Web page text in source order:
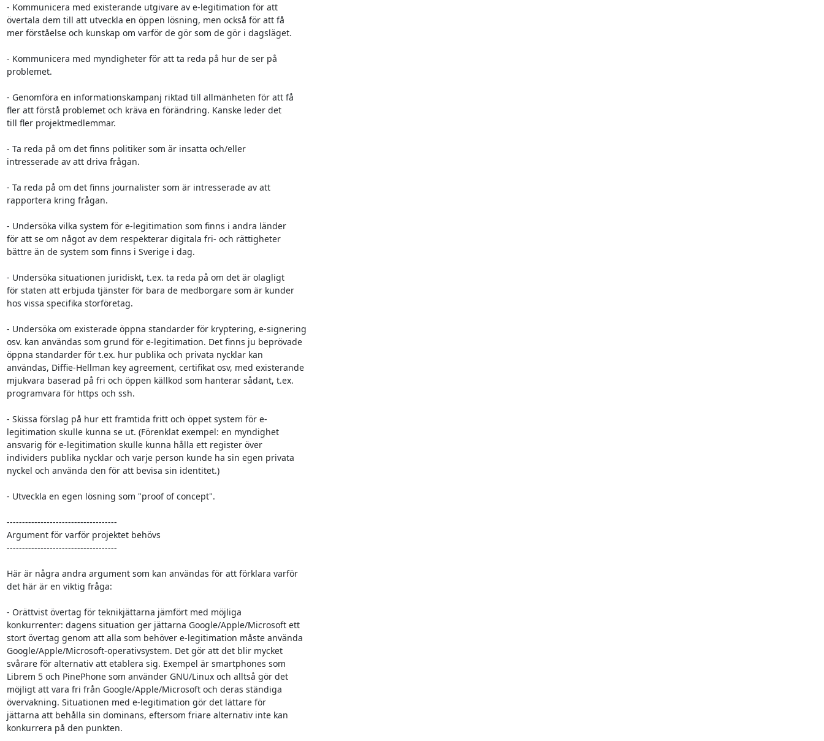
- Kommunicera med existerande utgivare av e-legitimation för att
övertala dem till att utveckla en öppen lösning, men också för att få
mer förståelse och kunskap om varför de gör som de gör i dagsläget.
- Kommunicera med myndigheter för att ta reda på hur de ser på
problemet.
- Genomföra en informationskampanj riktad till allmänheten för att få
fler att förstå problemet och kräva en förändring. Kanske leder det
till fler projektmedlemmar.
- Ta reda på om det finns politiker som är insatta och/eller
intresserade av att driva frågan.
- Ta reda på om det finns journalister som är intresserade av att
rapportera kring frågan.
- Undersöka vilka system för e-legitimation som finns i andra länder
för att se om något av dem respekterar digitala fri- och rättigheter
bättre än de system som finns i Sverige i dag.
- Undersöka situationen juridiskt, t.ex. ta reda på om det är olagligt
för staten att erbjuda tjänster för bara de medborgare som är kunder
hos vissa specifika storföretag.
- Undersöka om existerade öppna standarder för kryptering, e-signering
osv. kan användas som grund för e-legitimation. Det finns ju beprövade
öppna standarder för t.ex. hur publika och privata nycklar kan
användas, Diffie-Hellman key agreement, certifikat osv, med existerande
mjukvara baserad på fri och öppen källkod som hanterar sådant, t.ex.
programvara för https och ssh.
- Skissa förslag på hur ett framtida fritt och öppet system för e-
legitimation skulle kunna se ut. (Förenklat exempel: en myndighet
ansvarig för e-legitimation skulle kunna hålla ett register över
individers publika nycklar och varje person kunde ha sin egen privata
nyckel och använda den för att bevisa sin identitet.)
- Utveckla en egen lösning som "proof of concept".
------------------------------------
Argument för varför projektet behövs
------------------------------------
Här är några andra argument som kan användas för att förklara varför
det här är en viktig fråga:
- Orättvist övertag för teknikjättarna jämfört med möjliga
konkurrenter: dagens situation ger jättarna Google/Apple/Microsoft ett
stort övertag genom att alla som behöver e-legitimation måste använda
Google/Apple/Microsoft-operativsystem. Det gör att det blir mycket
svårare för alternativ att etablera sig. Exempel är smartphones som
Librem 5 och PinePhone som använder GNU/Linux och alltså gör det
möjligt att vara fri från Google/Apple/Microsoft och deras ständiga
övervakning. Situationen med e-legitimation gör det lättare för
jättarna att behålla sin dominans, eftersom friare alternativ inte kan
konkurrera på den punkten.